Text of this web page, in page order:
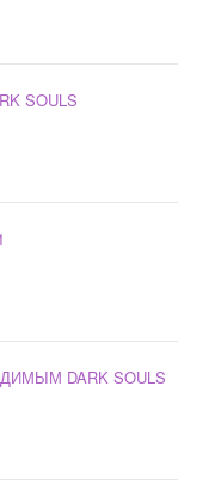
SOULS
DARK SOULS